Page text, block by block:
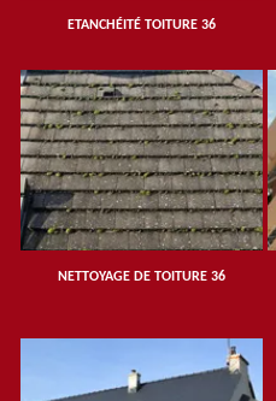
ETANCHÉITÉ TOITURE 36
NETTOYAGE DE TOITURE 36